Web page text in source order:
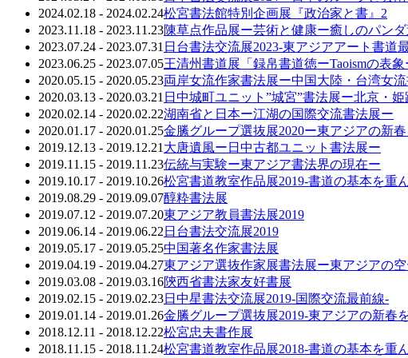
2024.02.18 - 2024.02.24松宮書法館特別企画展『政治家と書』2
2023.11.18 - 2023.11.23陳草点作品展ー芸術と健康ー癒しのパンダ
2023.07.24 - 2023.07.31 日台書法交流展2023-東アジアアート書道
2023.06.25 - 2023.07.05王清州書道展「録帛書道徳ーTaoismの表象
2020.05.15 - 2020.05.23両岸女流作家書法展ー中国大陸・台湾女
2020.03.13 - 2020.03.21 日中城町ユニット”城宮”書法展ー北京・
2020.02.14 - 2020.02.22湖南省と日本ー江湖の国際交流書法展ー
2020.01.17 - 2020.01.25金縢グループ選抜展2020ー東アジアの新
2019.12.13 - 2019.12.21 大唐遺風ー日中古都ユニット書法展ー
2019.11.15 - 2019.11.23伝統与実験ー東アジア書法界の現在ー
2019.10.17 - 2019.10.26松宮書道教室作品展2019-書道の基本を重
2019.08.29 - 2019.09.07醇粋書法展
2019.07.12 - 2019.07.20東アジア教員書法展2019
2019.06.14 - 2019.06.22 日台書法交流展2019
2019.05.17 - 2019.05.25中国著名作家書法展
2019.04.19 - 2019.04.27東アジア選抜作家展書法展ー東アジアの空
2019.03.08 - 2019.03.16陝西省書法家友好書展
2019.02.15 - 2019.02.23日中星書法交流展2019-国際交流最前線-
2019.01.14 - 2019.01.26金縢グループ選抜展2019-東アジアの新春
2018.12.11 - 2018.12.22松宮忠夫書作展
2018.11.15 - 2018.11.24松宮書道教室作品展2018-書道の基本を重